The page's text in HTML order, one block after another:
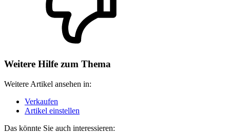
Weitere Hilfe zum Thema
Weitere Artikel ansehen in:
Verkaufen
Artikel einstellen
Das könnte Sie auch interessieren: